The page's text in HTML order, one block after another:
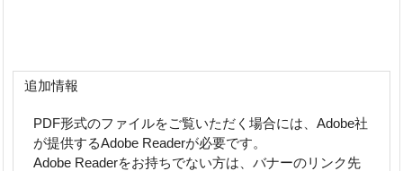
追加情報
PDF形式のファイルをご覧いただく場合には、Adobe社
が提供するAdobe Readerが必要です。
Adobe Readerをお持ちでない方は、バナーのリンク先